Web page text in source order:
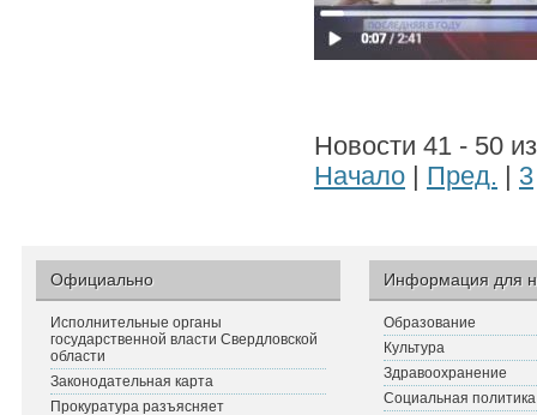
Новости 41 - 50
Начало
Пред. 3
Официально
Исполнительные органы
государственной власти Свердловской
области
Законодательная карта
Прокуратура разъясняет
Информация для
Образование
Культура
Здравоохранение
Социальная политика